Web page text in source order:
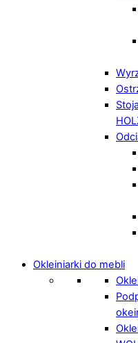
Okleiniarki do mebli